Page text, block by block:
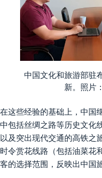
中国文化和旅游部驻
新。照片
在这些经验的基础上，中国
中包括丝绸之路等历史文化
以及突出现代交通的高铁之
时令赏花线路（包括油菜花
客的选择范围，反映出中国